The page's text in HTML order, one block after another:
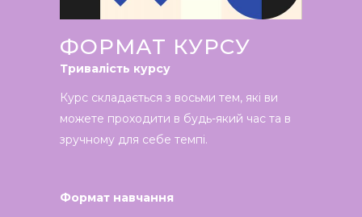
ФОРМАТ КУРСУ
Тривалість курсу
Курс складається з восьми тем, які ви
можете проходити в будь-який час та в
зручному для себе темпі.
Формат навчання